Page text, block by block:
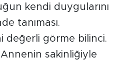
kendi duygularını
tanıması.
değerli görme bilinci.
Annenin sakinliğiyle